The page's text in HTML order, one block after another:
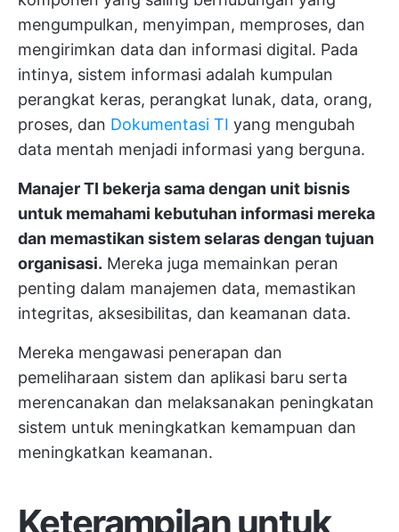
mengumpulkan, menyimpan, memproses, dan
mengirimkan data dan informasi digital. Pada
intinya, sistem informasi adalah kumpulan
perangkat keras, perangkat lunak, data, orang,
proses, dan Dokumentasi TI yang mengubah
data mentah menjadi informasi yang berguna.
Manajer TI bekerja sama dengan unit bisnis
untuk memahami kebutuhan informasi mereka
dan memastikan sistem selaras dengan tujuan
organisasi. Mereka juga memainkan peran
penting dalam manajemen data, memastikan
integritas, aksesibilitas, dan keamanan data.
Mereka mengawasi penerapan dan
pemeliharaan sistem dan aplikasi baru serta
merencanakan dan melaksanakan peningkatan
sistem untuk meningkatkan kemampuan dan
meningkatkan keamanan.
Keterampilan untuk